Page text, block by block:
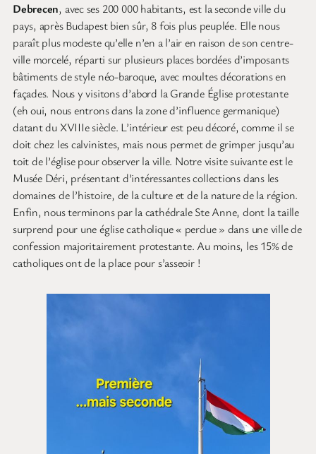
Debrecen, avec ses 200 000 habitants, est la seconde ville du
pays, après Budapest bien sûr, 8 fois plus peuplée. Elle nous
paraît plus modeste qu’elle n’en a l’air en raison de son centre-
ville morcelé, réparti sur plusieurs places bordées d’imposants
bâtiments de style néo-baroque, avec moultes décorations en
façades. Nous y visitons d’abord la Grande Église protestante
(eh oui, nous entrons dans la zone d’influence germanique)
datant du XVIIIe siècle. L’intérieur est peu décoré, comme il se
doit chez les calvinistes, mais nous permet de grimper jusqu’au
toit de l’église pour observer la ville. Notre visite suivante est le
Musée Déri, présentant d’intéressantes collections dans les
domaines de l’histoire, de la culture et de la nature de la région.
Enfin, nous terminons par la cathédrale Ste Anne, dont la taille
surprend pour une église catholique « perdue » dans une ville de
confession majoritairement protestante. Au moins, les 15% de
catholiques ont de la place pour s’asseoir !